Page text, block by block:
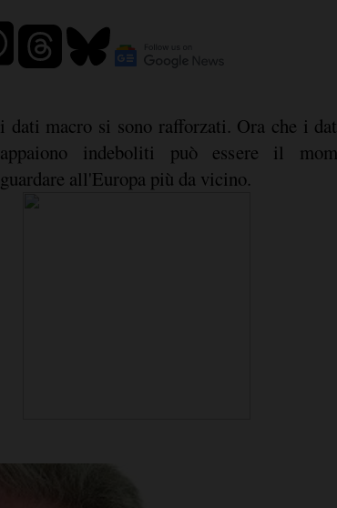
i dati macro si sono rafforzati. Ora che i
appaiono indeboliti può essere il
guardare all'Europa più da vicino.